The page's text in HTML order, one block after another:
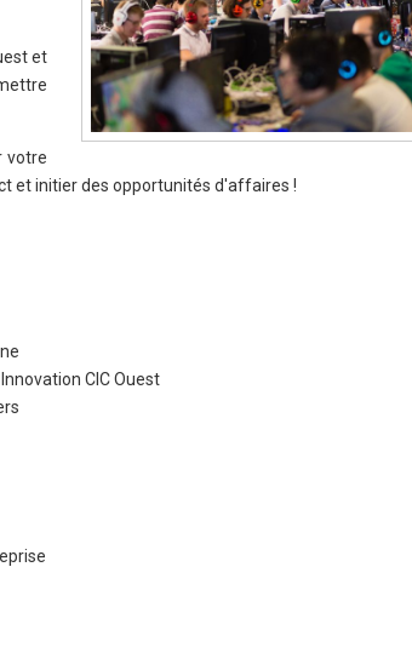
et
votre
et initier des opportunités d'affaires !
CIC Ouest